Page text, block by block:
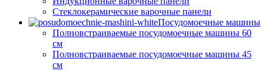
Стеклокерамические варочные панели
Посудомоечные машины
Полновстраиваемые посудомоечные машины 60
см
Полновстраиваемые посудомоечные машины 45
см